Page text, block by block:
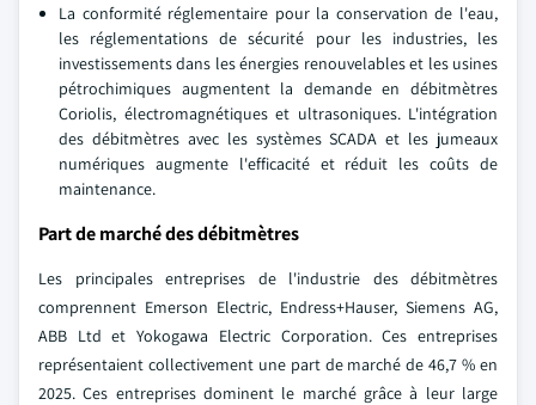
La conformité réglementaire pour la conservation de l'eau,
les réglementations de sécurité pour les industries, les
investissements dans les énergies renouvelables et les usines
pétrochimiques augmentent la demande en débitmètres
Coriolis, électromagnétiques et ultrasoniques. L'intégration
des débitmètres avec les systèmes SCADA et les jumeaux
numériques augmente l'efficacité et réduit les coûts de
maintenance.
Part de marché des débitmètres
Les principales entreprises de l'industrie des débitmètres
comprennent Emerson Electric, Endress+Hauser, Siemens AG,
ABB Ltd et Yokogawa Electric Corporation. Ces entreprises
représentaient collectivement une part de marché de 46,7 % en
2025. Ces entreprises dominent le marché grâce à leur large